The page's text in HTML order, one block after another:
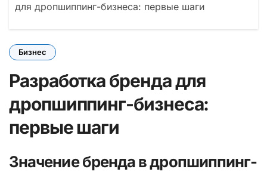
для дропшиппинг-бизнеса: первые шаги
Бизнес
Разработка бренда для
дропшиппинг-бизнеса:
первые шаги
Значение бренда в дропшиппинг-